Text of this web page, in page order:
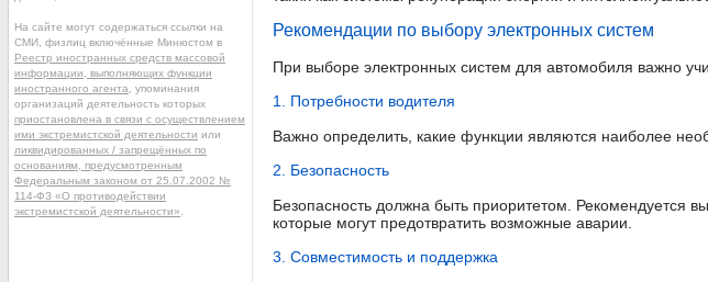
Рекомендации по выбору электронных систем
При выборе электронных систем для автомобиля важно
1. Потребности водителя
Важно определить, какие функции являются наиболее
2. Безопасность
Безопасность должна быть приоритетом. Рекомендуется
которые могут предотвратить возможные аварии.
3. Совместимость и поддержка
На сайте могут содержаться ссылки на
СМИ, физлиц включённые Минюстом в
Реестр иностранных средств массовой
информации, выполняющих функции
иностранного агента , упоминания
организаций деятельность которых
приостановлена в связи с осуществлением
ими экстремистской деятельности или
ликвидированных / запрещённых по
основаниям, предусмотренным
Федеральным законом от 25.07.2002 №
114-ФЗ «О противодействии
экстремистской деятельности»